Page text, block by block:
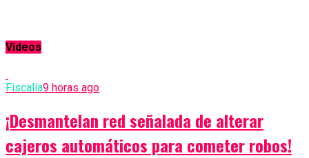
Videos
Fiscalía9 horas ago
¡Desmantelan red señalada de alterar
cajeros automáticos para cometer robos!